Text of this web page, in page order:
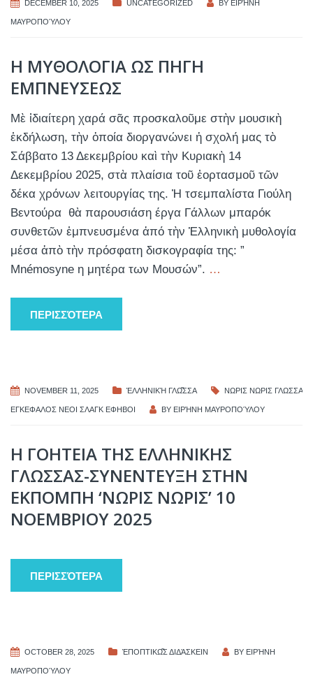
DECEMBER 10, 2025 UNCATEGORIZED BY ΕΙΡΉΝΗ
ΜΑΥΡΟΠΟΎΛΟΥ
Η ΜΥΘΟΛΟΓΙΑ ΩΣ ΠΗΓΗ
ΕΜΠΝΕΥΣΕΩΣ
Μὲ ἰδιαίτερη χαρά σᾶς προσκαλοῦμε στὴν μουσικὴ
ἐκδήλωση, τὴν ὀποία διοργανώνει ἡ σχολή μας τὸ
Σάββατο 13 Δεκεμβρίου καὶ τὴν Κυριακὴ 14
Δεκεμβρίου 2025, στὰ πλαίσια τοῦ ἐορτασμοῦ τῶν
δέκα χρόνων λειτουργίας της. Ἡ τσεμπαλίστα Γιούλη
Βεντούρα θὰ παρουσιάση έργα Γάλλων μπαρόκ
συνθετῶν ἐμπνευσμένα ἀπό τὴν Ἑλληνικὴ μυθολογία
μέσα ἀπὸ τὴν πρόσφατη δισκογραφία της: ”
Mnémosyne η μητέρα των Μουσών”. …
ΠΕΡΙΣΣΌΤΕΡΑ
NOVEMBER 11, 2025 ἙΛΛΗΝΙΚΉ ΓΛΩ͂ΣΣΑ ΝΩΡΙΣ ΝΩΡΙΣ ΓΛΩΣΣΑ
ΕΓΚΕΦΑΛΟΣ ΝΕΟΙ ΣΛΑΓΚ ΕΦΗΒΟΙ BY ΕΙΡΉΝΗ ΜΑΥΡΟΠΟΎΛΟΥ
Η ΓΟΗΤΕΙΑ ΤΗΣ ΕΛΛΗΝΙΚΗΣ
ΓΛΩΣΣΑΣ-ΣΥΝΕΝΤΕΥΞΗ ΣΤΗΝ
ΕΚΠΟΜΠΗ ‘ΝΩΡΙΣ ΝΩΡΙΣ’ 10
ΝΟΕΜΒΡΙΟΥ 2025
ΠΕΡΙΣΣΌΤΕΡΑ
OCTOBER 28, 2025 ἘΠΟΠΤΙΚΩ͂Σ ΔΙΔΆΣΚΕΙΝ BY ΕΙΡΉΝΗ
ΜΑΥΡΟΠΟΎΛΟΥ